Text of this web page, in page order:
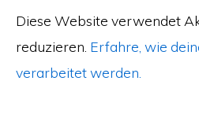
Diese Website verwendet
reduzieren. Erfahre, wie
verarbeitet werden.